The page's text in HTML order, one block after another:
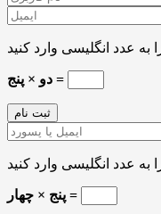
دو × پنج =
پنج × چهار =